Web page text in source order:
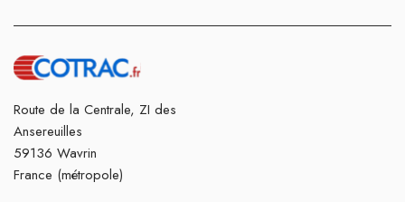
Route de la Centrale, ZI des
Ansereuilles
59136 Wavrin
France (métropole)